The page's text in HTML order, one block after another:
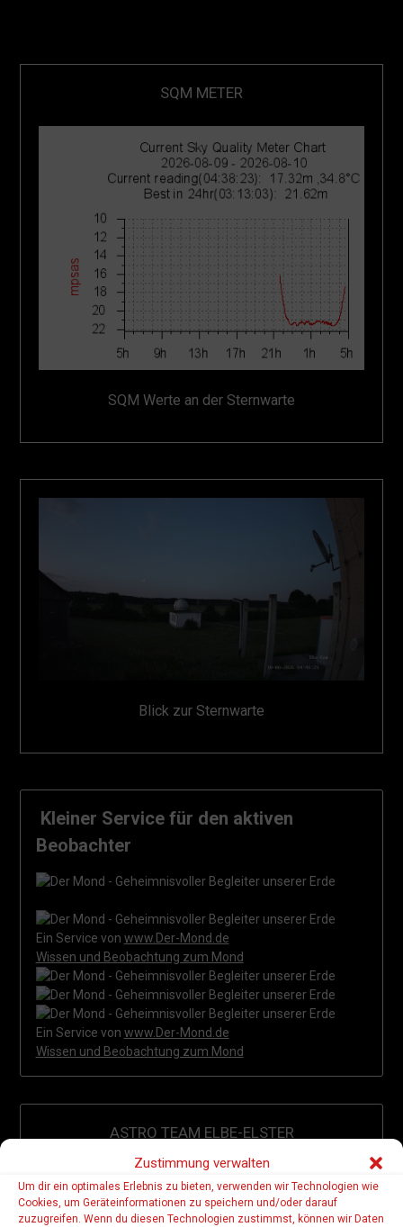
Zustimmung verwalten
Um dir ein optimales Erlebnis zu bieten, verwenden wir Technologien wie
Cookies, um Geräteinformationen zu speichern und/oder darauf
zuzugreifen. Wenn du diesen Technologien zustimmst, können wir Daten
SQM METER
SQM Werte an der Sternwarte
Blick zur Sternwarte
Kleiner Service für den aktiven
Beobachter
Ein Service von www.Der-Mond.de
Wissen und Beobachtung zum Mond
Ein Service von www.Der-Mond.de
Wissen und Beobachtung zum Mond
ASTRO TEAM ELBE-ELSTER
27. HTT vom 09.09-13.09.2026